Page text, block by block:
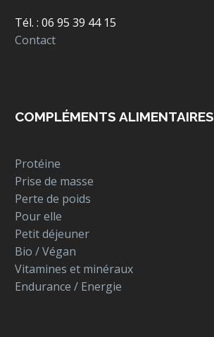
Tél. : 06 95 39 44 15
Contact
COMPLÉMENTS ALIMENTAIRES
Protéine
Prise de masse
Perte de poids
Pour elle
Petit déjeuner
Bio / Végan
Vitamines et minéraux
Endurance / Energie